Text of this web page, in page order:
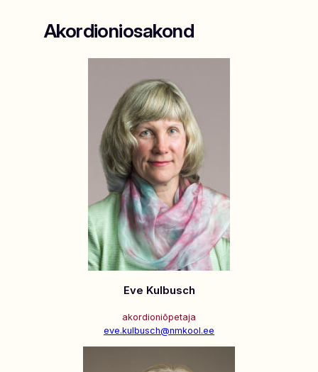
Akordioniosakond
Eve Kulbusch
akordioniõpetaja
eve.kulbusch@nmkool.ee